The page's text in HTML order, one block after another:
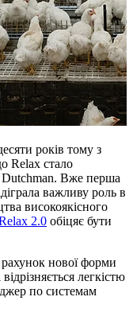
років тому з
Relax стало
Dutchman. Вже перша
важливу роль в
високоякісного
2.0 обіцяє бути
нової форми
легкістю
по системам